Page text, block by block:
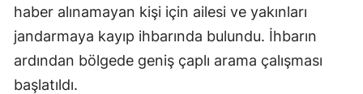
haber alınamayan kişi için ailesi ve yakınları
jandarmaya kayıp ihbarında bulundu. İhbarın
ardından bölgede geniş çaplı arama çalışması
başlatıldı.